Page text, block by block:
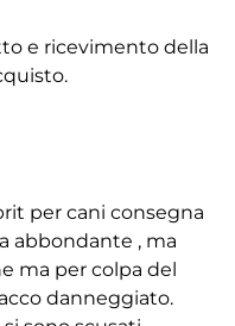
e ricevimento della
per cani consegna
abbondante , ma
ma per colpa del
danneggiato.